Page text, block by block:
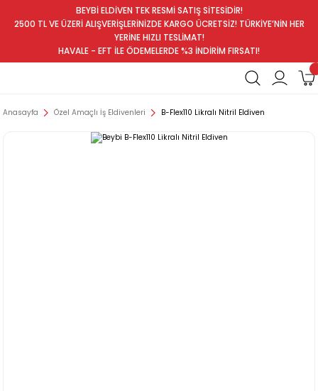
BEYBİ ELDİVEN TEK RESMİ SATIŞ SİTESİDİR!
2500 TL VE ÜZERİ ALIŞVERİŞLERİNİZDE KARGO ÜCRETSİZ! TÜRKİYE’NİN HER
YERİNE HIZLI TESLİMAT!
HAVALE - EFT İLE ÖDEMELERDE %3 İNDİRİM FIRSATI!
Anasayfa Özel Amaçlı İş Eldivenleri B-Flex110 Likralı Nitril Eldiven